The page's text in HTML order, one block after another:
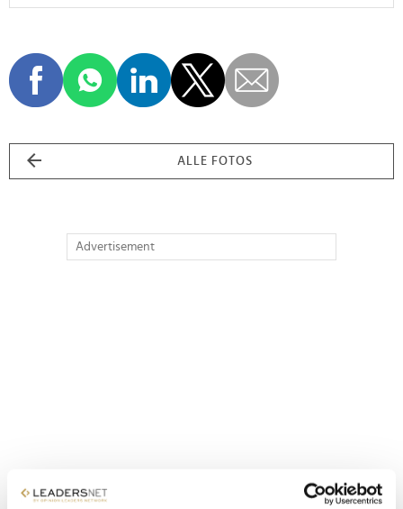
ALLE FOTOS
Advertisement